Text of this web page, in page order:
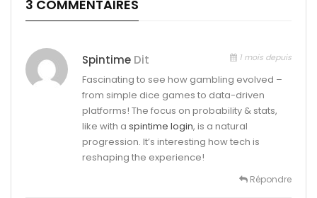
3 COMMENTAIRES
Spintime Dit 1 mois depuis
Fascinating to see how gambling evolved –
from simple dice games to data-driven
platforms! The focus on probability & stats,
like with a spintime login, is a natural
progression. It’s interesting how tech is
reshaping the experience!
Répondre